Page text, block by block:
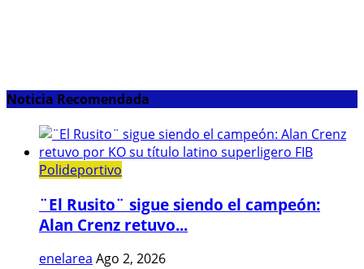
Noticia Recomendada
Polideportivo
¨El Rusito¨ sigue siendo el campeón:
Alan Crenz retuvo...
enelarea Ago 2, 2026